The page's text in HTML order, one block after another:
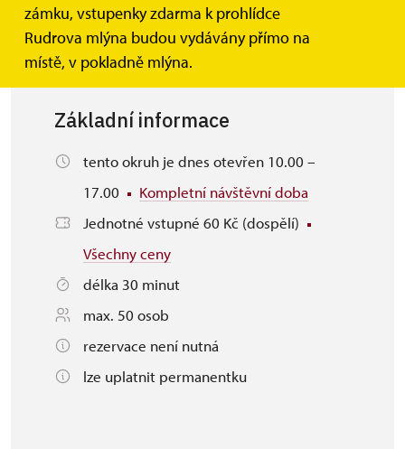
zámku, vstupenky zdarma k prohlídce
Rudrova mlýna budou vydávány přímo na
místě, v pokladně mlýna.
poloviny 19. století.
Základní informace
tento okruh je dnes otevřen 10.00 –
17.00
Kompletní návštěvní doba
Jednotné vstupné 60 Kč (dospělí)
Všechny ceny
délka 30 minut
max. 50 osob
rezervace není nutná
lze uplatnit permanentku